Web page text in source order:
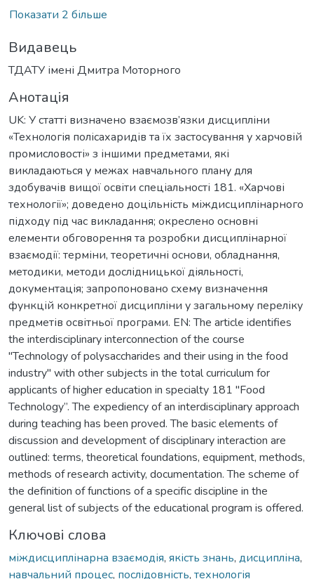
Показати 2 більше
Видавець
ТДАТУ імені Дмитра Моторного
Анотація
UK: У статті визначено взаємозв’язки дисципліни
«Технологія полісахаридів та їх застосування у харчовій
промисловості» з іншими предметами, які
викладаються у межах навчального плану для
здобувачів вищої освіти спеціальності 181. «Харчові
технології»; доведено доцільність міждисциплінарного
підходу під час викладання; окреслено основні
елементи обговорення та розробки дисциплінарної
взаємодії: терміни, теоретичні основи, обладнання,
методики, методи дослідницької діяльності,
документація; запропоновано схему визначення
функцій конкретної дисципліни у загальному переліку
предметів освітньої програми. EN: The article identifies
the interdisciplinary interconnection of the course
"Technology of polysaccharides and their using in the food
industry" with other subjects in the total curriculum for
applicants of higher education in specialty 181 "Food
Technology”. The expediency of an interdisciplinary approach
during teaching has been proved. The basic elements of
discussion and development of disciplinary interaction are
outlined: terms, theoretical foundations, equipment, methods,
methods of research activity, documentation. The scheme of
the definition of functions of a specific discipline in the
general list of subjects of the educational program is offered.
Ключові слова
міждисциплінарна взаємодія, якість знань, дисципліна,
навчальний процес, послідовність, технологія